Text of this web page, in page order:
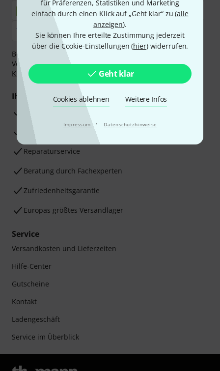
für Präferenzen, Statistiken und Marketing
einfach durch einen Klick auf „Geht klar“ zu (alle
anzeigen).
Sie können Ihre erteilte Zustimmung jederzeit
über die Cookie-Einstellungen (hier) widerrufen.
Geht klar
Cookies ablehnen Weitere Infos
Impressum · Datenschutzhinweise
Bezahlen Sie vertraulich und sicher per Nachnahme,
Vorkasse, PayPal, Amazon Pay,Klarna Sofort bezahlen
Klarna Ratenzahlung
oder Kreditkarte.
Ihre Vorteile
3 Jahre Thomann Garantie
30 Tage Money-Back-Garantie
Reparaturservice
Beratung durch Fachexperten
Zufriedenheitsgarantie
Europas größtes Versandlager
Service
Versandkosten und Lieferzeiten
Hilfe-Center
Gutscheine
Kontakt
Ladengeschäft
Service im Überblick